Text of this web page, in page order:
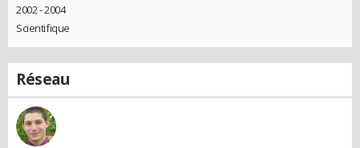
2002 - 2004
Scientifique
Réseau